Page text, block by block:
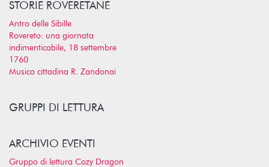
STORIE ROVERETANE
Antro delle Sibille
Rovereto: una giornata
indimenticabile, 18 settembre
1760
Musica cittadina R. Zandonai
GRUPPI DI LETTURA
ARCHIVIO EVENTI
Gruppo di lettura Cozy Dragon